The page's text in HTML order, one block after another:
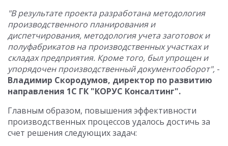
"В результате проекта разработана методология
производственного планирования и
диспетчирования, методология учета заготовок и
полуфабрикатов на производственных участках и
складах предприятия. Кроме того, был упрощен и
упорядочен производственный документооборот", -
Владимир Скородумов, директор по развитию
направления 1С ГК "КОРУС Консалтинг".
Главным образом, повышения эффективности
производственных процессов удалось достичь за
счет решения следующих задач: